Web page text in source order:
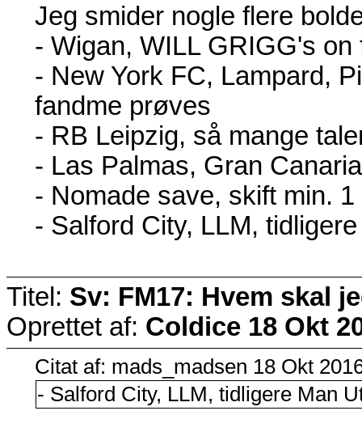
Jeg smider nogle flere
- Wigan, WILL GRIGG's on
- New York FC, Lampard,
fandme prøves
- RB Leipzig, så mange
- Las Palmas, Gran
- Nomade save, skift min.
- Salford City, LLM,
Titel: Sv: FM17: Hvem skal
Oprettet af: Coldice 18 Okt
Citat af: mads_madsen 18 Okt
- Salford City, LLM, tidligere Man